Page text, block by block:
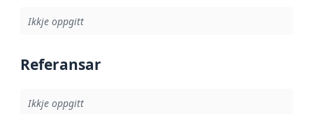
Ikkje oppgitt
Referansar
Ikkje oppgitt